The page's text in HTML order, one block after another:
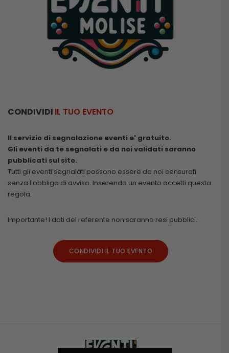
CONDIVIDI IL TUO EVENTO
Il servizio di segnalazione eventi e' gratuito.
Gli eventi da te segnalati e da noi validati saranno
pubblicati sul sito.
Tutti gli eventi segnalati possono essere da noi censurati
senza l'obbligo di avviso. Inserendo un evento accetti questa
regola.
Importante! I dati del referente non saranno resi pubblici.
CONDIVIDI IL TUO EVENTO